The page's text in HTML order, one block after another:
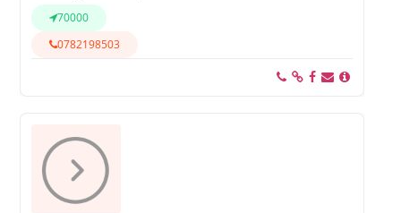
70000
0782198503